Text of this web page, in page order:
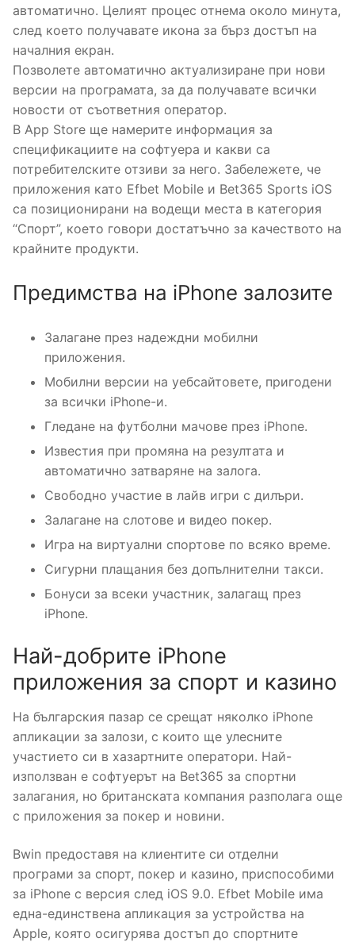
автоматично. Целият процес отнема около минута,
след което получавате икона за бърз достъп на
началния екран.
Позволете автоматично актуализиране при нови
версии на програмата, за да получавате всички
новости от съответния оператор.
В App Store ще намерите информация за
спецификациите на софтуера и какви са
потребителските отзиви за него. Забележете, че
приложения като Efbet Mobile и Bet365 Sports iOS
са позиционирани на водещи места в категория
“Спорт”, което говори достатъчно за качеството на
крайните продукти.
Предимства на iPhone залозите
Залагане през надеждни мобилни
приложения.
Мобилни версии на уебсайтовете, пригодени
за всички iPhone-и.
Гледане на футболни мачове през iPhone.
Известия при промяна на резултата и
автоматично затваряне на залога.
Свободно участие в лайв игри с дилъри.
Залагане на слотове и видео покер.
Игра на виртуални спортове по всяко време.
Сигурни плащания без допълнителни такси.
Бонуси за всеки участник, залагащ през
iPhone.
Най-добрите iPhone
приложения за спорт и казино
На българския пазар се срещат няколко iPhone
апликации за залози, с които ще улесните
участието си в хазартните оператори. Най-
използван е софтуерът на Bet365 за спортни
залагания, но британската компания разполага още
с приложения за покер и новини.
Bwin предоставя на клиентите си отделни
програми за спорт, покер и казино, приспособими
за iPhone с версия след iOS 9.0. Efbet Mobile има
една-единствена апликация за устройства на
Apple, която осигурява достъп до спортните